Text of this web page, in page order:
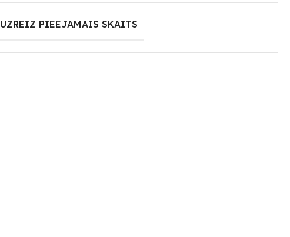
UZREIZ PIEEJAMAIS SKAITS